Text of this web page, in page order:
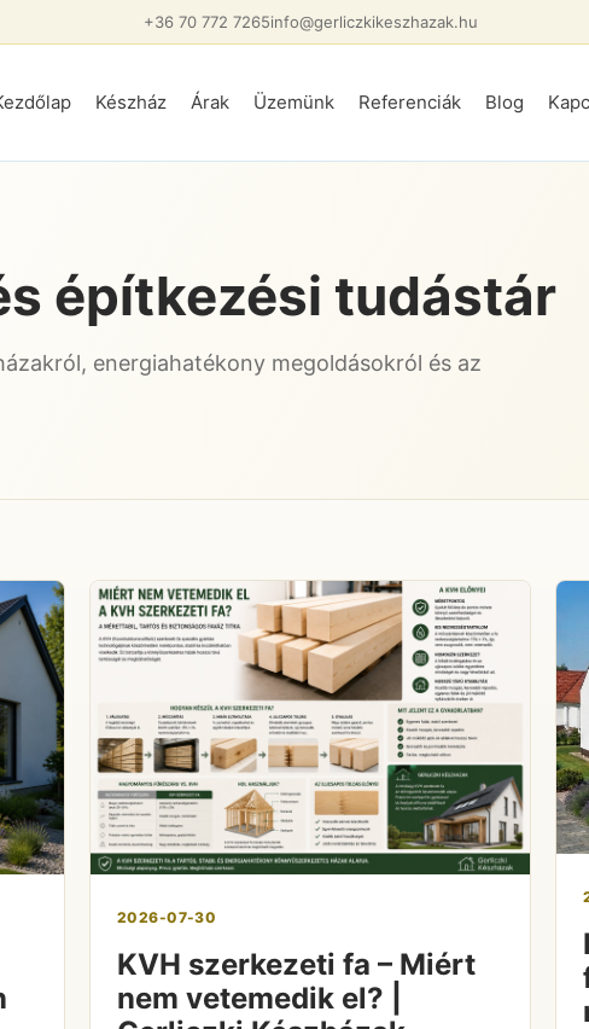
+36 70 772 7265info@gerliczkikeszhazak.hu
Készház Árak Üzemünk Referenciák Blog
építkezési tudástár
energiahatékony megoldásokról és az
2026-07-30
KVH szerkezeti fa – Miért
nem vetemedik el? |